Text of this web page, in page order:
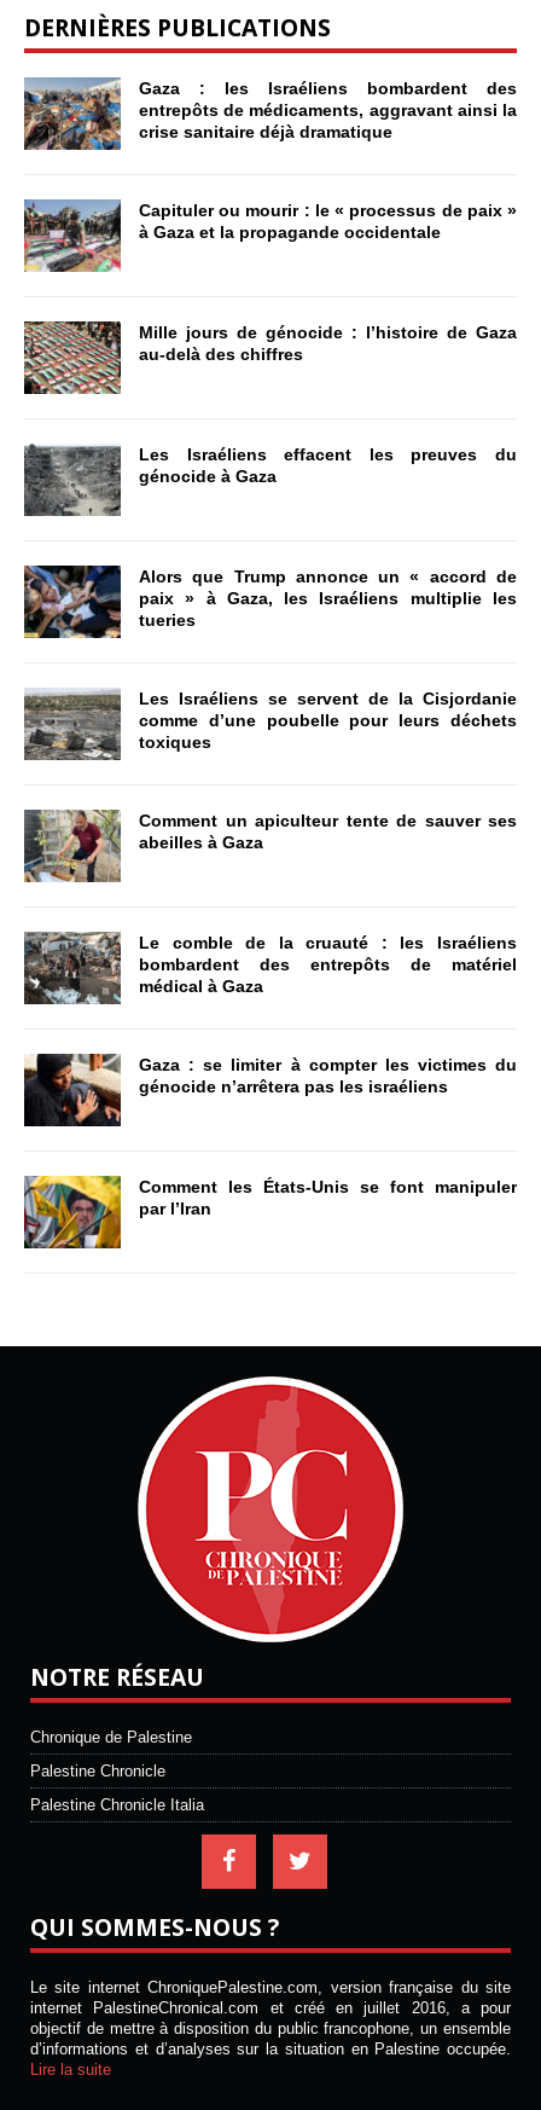
DERNIÈRES PUBLICATIONS
Gaza : les Israéliens bombardent des
entrepôts de médicaments, aggravant ainsi la
crise sanitaire déjà dramatique
Capituler ou mourir : le « processus de paix »
à Gaza et la propagande occidentale
Mille jours de génocide : l’histoire de Gaza
au-delà des chiffres
Les Israéliens effacent les preuves du
génocide à Gaza
Alors que Trump annonce un « accord de
paix » à Gaza, les Israéliens multiplie les
tueries
Les Israéliens se servent de la Cisjordanie
comme d’une poubelle pour leurs déchets
toxiques
Comment un apiculteur tente de sauver ses
abeilles à Gaza
Le comble de la cruauté : les Israéliens
bombardent des entrepôts de matériel
médical à Gaza
Gaza : se limiter à compter les victimes du
génocide n’arrêtera pas les israéliens
Comment les États-Unis se font manipuler
par l’Iran
NOTRE RÉSEAU
Chronique de Palestine
Palestine Chronicle
Palestine Chronicle Italia
QUI SOMMES-NOUS ?
Le site internet ChroniquePalestine.com, version française du site
internet PalestineChronical.com et créé en juillet 2016, a pour
objectif de mettre à disposition du public francophone, un ensemble
d’informations et d’analyses sur la situation en Palestine occupée.
Lire la suite